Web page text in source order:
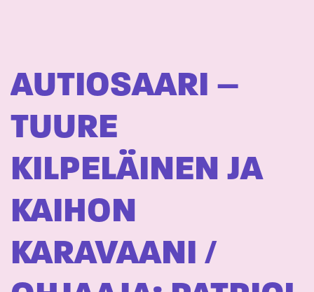
AUTIOSAARI –
TUURE
KILPELÄINEN JA
KAIHON
KARAVAANI /